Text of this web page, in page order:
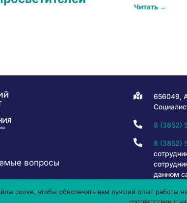
Читать →
вопросы
656049,
8 (3852)
8 (3852)
данном
8 800
сооке, чтобы обеспечить вам лучший опыт работы